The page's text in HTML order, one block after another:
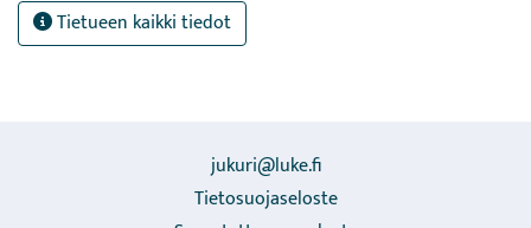
Tietueen kaikki tiedot
jukuri@luke.fi
Tietosuojaseloste